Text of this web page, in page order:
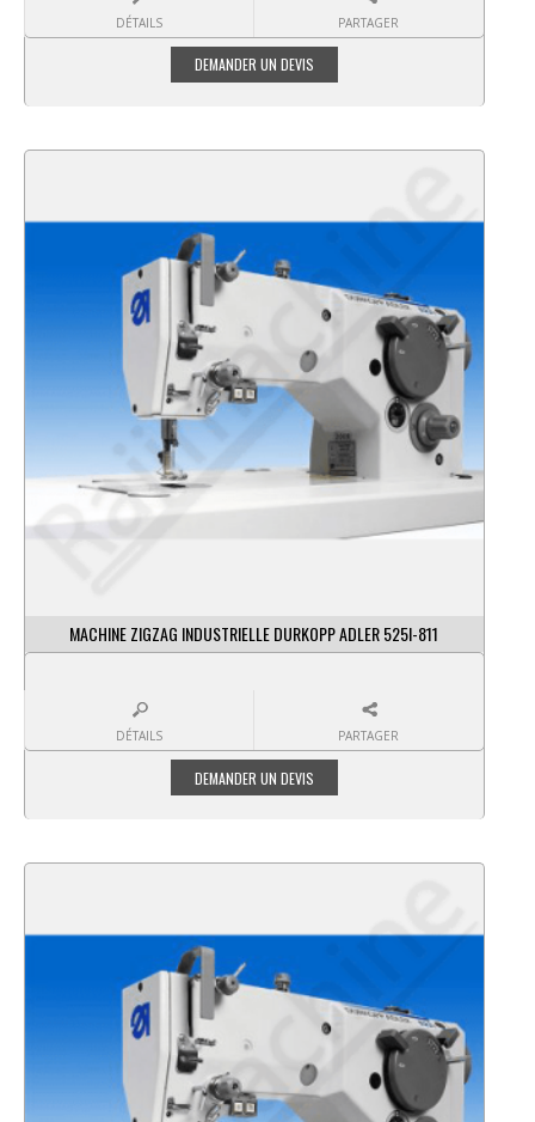
DÉTAILS PARTAGER
MACHINE ZIGZAG INDUSTRIELLE DURKOPP ADLER 525I-811
DÉTAILS PARTAGER